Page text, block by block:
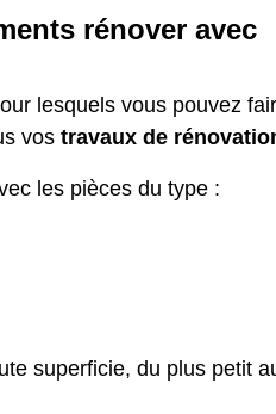
rénover avec
lesquels vous pouvez
vos travaux de
les pièces du type :
superficie, du plus petit